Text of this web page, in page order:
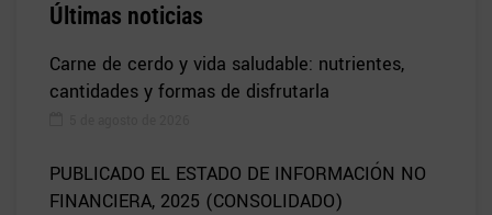
Últimas noticias
Carne de cerdo y vida saludable: nutrientes,
cantidades y formas de disfrutarla
PUBLICADO EL ESTADO DE INFORMACIÓN NO
FINANCIERA, 2025 (CONSOLIDADO)